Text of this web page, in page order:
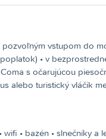
vstupom do
• v
s očarujúcou
alebo turistický vláčik
wifi • bazén • slnečníky a